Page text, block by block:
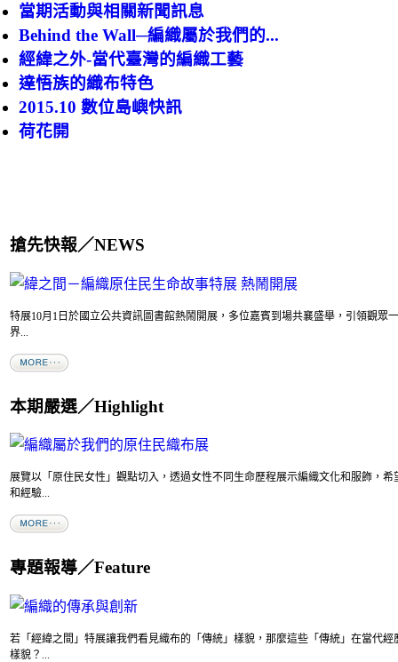
當期活動與相關新聞訊息
Behind the Wall─編織屬於我們的...
經緯之外-當代臺灣的編織工藝
達悟族的織布特色
2015.10 數位島嶼快訊
荷花開
搶先快報／NEWS
特展10月1日於國立公共資訊圖書館熱鬧開展，多位嘉賓到場共襄盛舉，引領觀眾
界...
本期嚴選／Highlight
展覽以「原住民女性」觀點切入，透過女性不同生命歷程展示編織文化和服飾，
和經驗...
專題報導／Feature
若「經緯之間」特展讓我們看見織布的「傳統」樣貌，那麼這些「傳統」在當代
樣貌？...